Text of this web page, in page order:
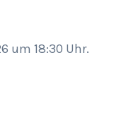
um 18:30 Uhr.